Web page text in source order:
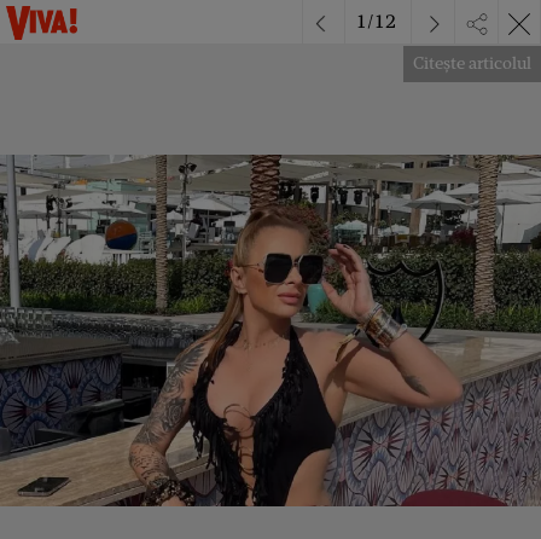
Citește articolul
1/12